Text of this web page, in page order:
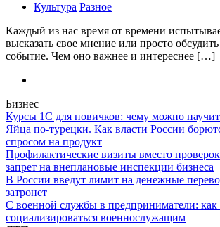
Культура Разное
Каждый из нас время от времени
высказать свое мнение или просто
событие. Чем оно важнее и интереснее […]
Бизнес
Курсы 1С для новичков: чему можно
Яйца по-турецки. Как власти России
спросом на продукт
Профилактические визиты вместо
запрет на внеплановые инспекции бизнеса
В России введут лимит на денежные
затронет
С военной службы в предприниматели: как
социализироваться военнослужащим